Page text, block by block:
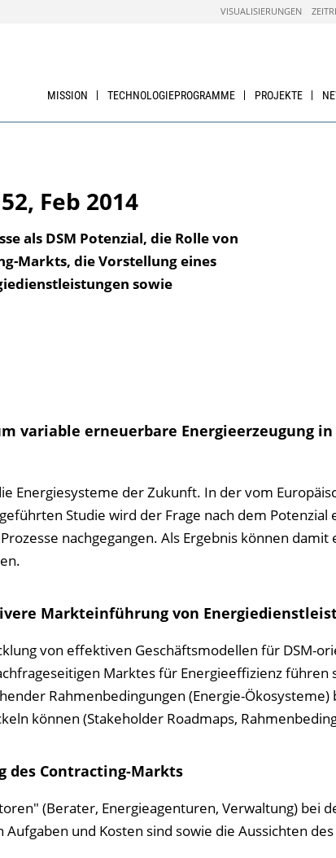
VISUALISIERUNGEN
MISSION TECHNOLOGIEPROGRAMME PROJEKTE
Feb 2014
als DSM Potenzial, die Rolle von
Markts, die Vorstellung eines
sowie
variable erneuerbare Energieerzeugung
Energie­systeme der Zukunft. In der vom
Studie wird der Frage nach dem Potenzial
nachgegangen. Als Ergebnis können damit
Marktein­führung von
von effektiven Geschäftsmodellen für DSM-
Marktes für Energieeffizienz führen
Rahmen­bedingungen (Energie-Ökosysteme)
können (Stakeholder Roadmaps,
des Contracting-Markts
(Berater, Energieagenturen, Verwaltung) bei
und Kosten sind sowie die Aussichten des